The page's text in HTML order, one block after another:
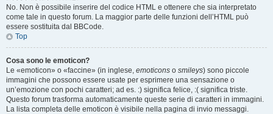
No. Non è possibile inserire del codice HTML e ottenere che sia interpretato
come tale in questo forum. La maggior parte delle funzioni dell’HTML può
essere sostituita dal BBCode.
Top
Cosa sono le emoticon?
Le «emoticon» o «faccine» (in inglese, emoticons o smileys) sono piccole
immagini che possono essere usate per esprimere una sensazione o
un’emozione con pochi caratteri; ad es. :) significa felice, :( significa triste.
Questo forum trasforma automaticamente queste serie di caratteri in immagini.
La lista completa delle emoticon è visibile nella pagina di invio messaggi.